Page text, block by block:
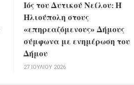
Ιός του Δυτικού Νείλου: Η
Ηλιούπολη στους
«επηρεαζόμενους» Δήμους
σύμφωνα με ενημέρωση του
Δήμου
27 ΙΟΥΛΊΟΥ 2026